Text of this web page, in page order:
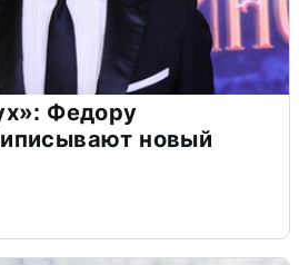
Федору
новый